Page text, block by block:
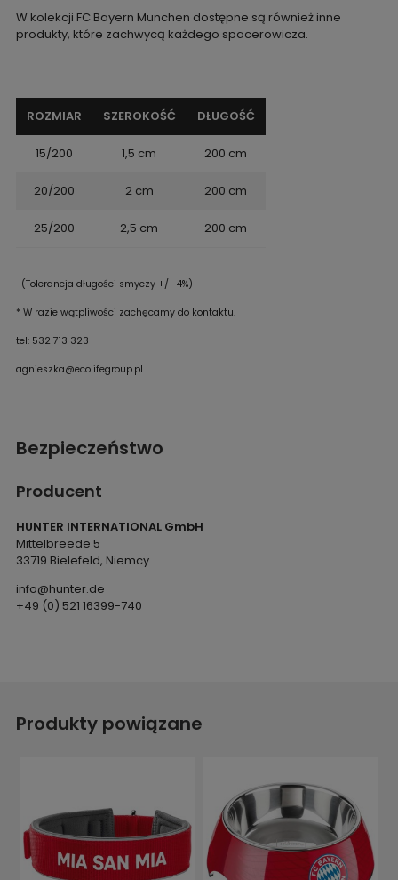
W kolekcji FC Bayern Munchen dostępne są również inne
produkty, które zachwycą każdego spacerowicza.
ROZMIAR SZEROKOŚĆ DŁUGOŚĆ
15/200 1,5 cm 200 cm
20/200 2 cm 200 cm
25/200 2,5 cm 200 cm
(Tolerancja długości smyczy +/- 4%)
* W razie wątpliwości zachęcamy do kontaktu.
tel: 532 713 323
agnieszka@ecolifegroup.pl
Bezpieczeństwo
Producent
HUNTER INTERNATIONAL GmbH
Mittelbreede 5
33719 Bielefeld, Niemcy
info@hunter.de
+49 (0) 521 16399-740
Produkty powiązane